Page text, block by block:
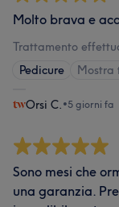
Molto brava e
Trattamento
Pedicure
Orsi C. •5 giorni fa
Sono mesi che
una garanzia.